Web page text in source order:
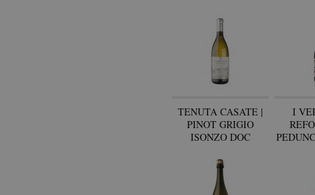
TENUTA CASATE |
PINOT GRIGIO
ISONZO DOC
I